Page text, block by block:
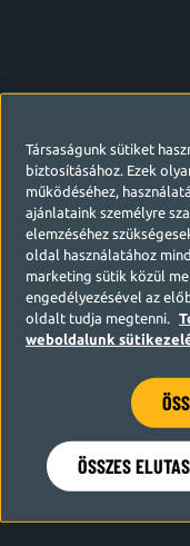
Társaságunk sütiket
biztosításához. Ezek
működéséhez,
ajánlataink személyre
elemzéséhez
oldal használatához
marketing sütik közül
engedélyezésével az
oldalt tudja megtenni.
weboldalunk
ÖSSZES